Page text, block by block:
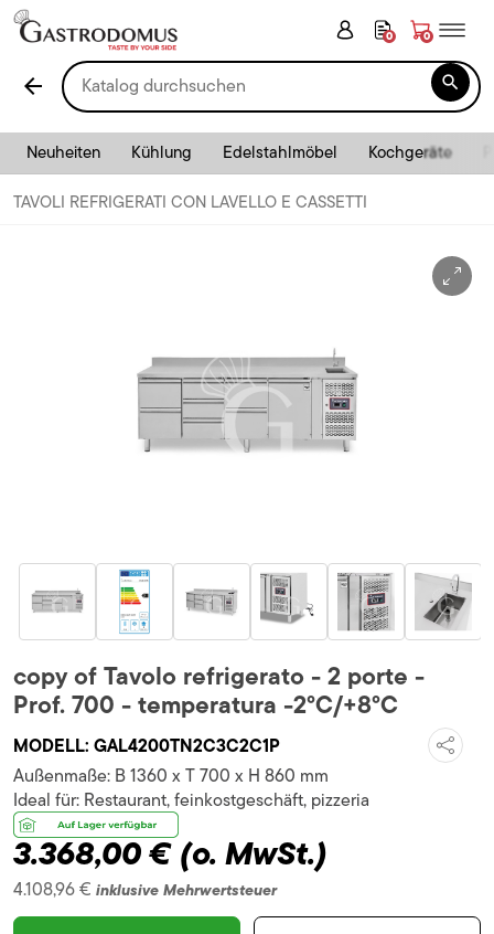
0 0
arrow_back 
Neuheiten Kühlung Edelstahlmöbel Kochgeräte
TAVOLI REFRIGERATI CON LAVELLO E CASSETTI
copy of Tavolo refrigerato - 2 porte -
Prof. 700 - temperatura -2°C/+8°C
MODELL: GAL4200TN2C3C2C1P
Außenmaße: B 1360 x T 700 x H 860 mm
3.368,00 € (o. MwSt.)
4.108,96 € inklusive Mehrwertsteuer
Ideal für: Restaurant, feinkostgeschäft, pizzeria